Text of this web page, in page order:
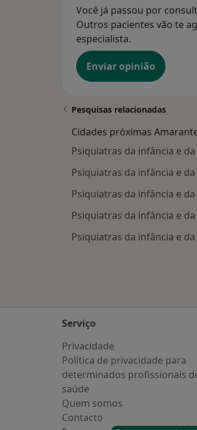
Você já passou por
Outros pacientes vão te
especialista.
Enviar opinião
Pesquisas relacionadas
Cidades próximas
Psiquiatras da infância e
Psiquiatras da infância e
Psiquiatras da infância e
Psiquiatras da infância e
Psiquiatras da infância e
Serviço
Privacidade
Política de privacidade para
determinados profissionais
saúde
Quem somos
Contacto